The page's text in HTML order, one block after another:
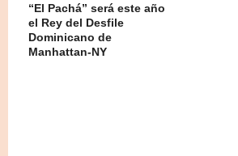
“El Pachá” será este año
el Rey del Desfile
Dominicano de
Manhattan-NY